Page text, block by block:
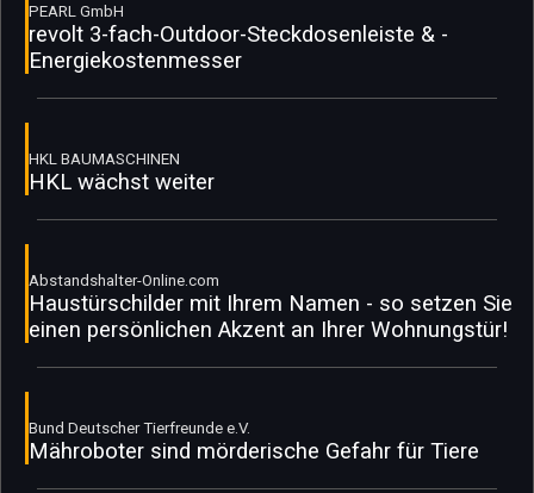
PEARL GmbH
revolt 3-fach-Outdoor-Steckdosenleiste & -
Energiekostenmesser
HKL BAUMASCHINEN
HKL wächst weiter
Abstandshalter-Online.com
Haustürschilder mit Ihrem Namen - so setzen Sie
einen persönlichen Akzent an Ihrer Wohnungstür!
Bund Deutscher Tierfreunde e.V.
Mähroboter sind mörderische Gefahr für Tiere